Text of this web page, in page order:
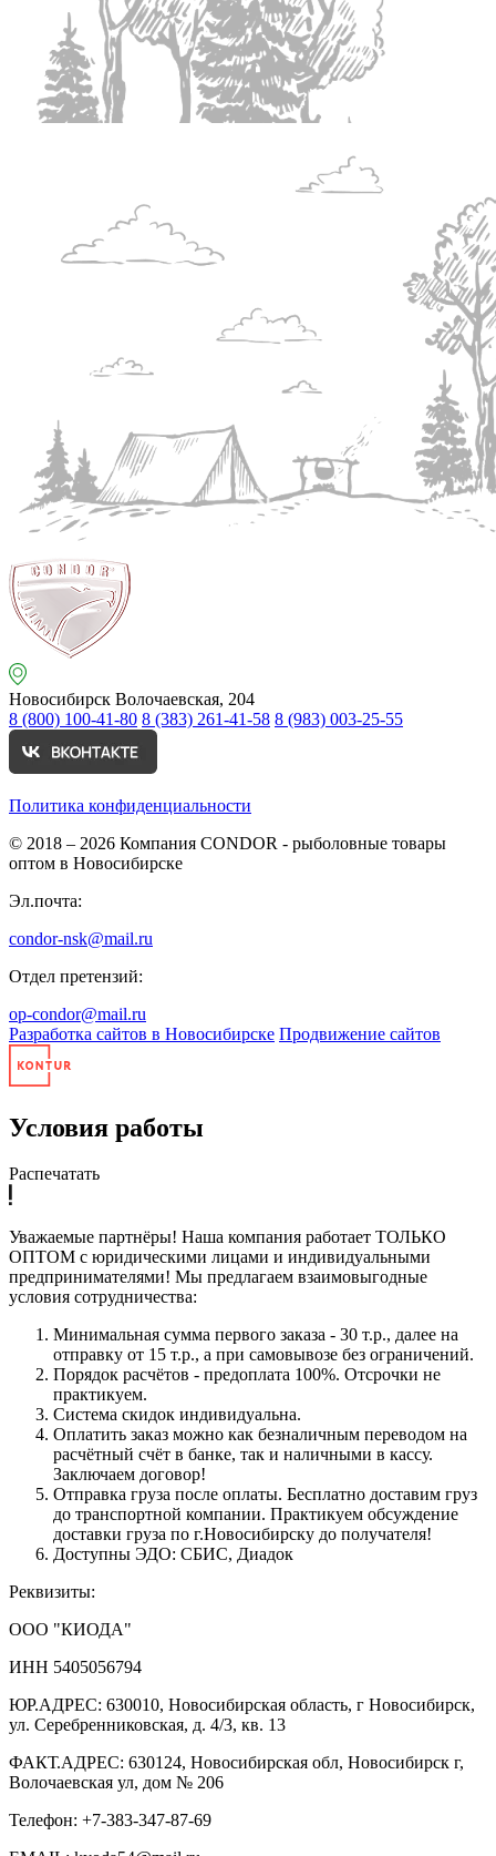
Новосибирск Волочаевская, 204
8 (800) 100-41-80 8 (383) 261-41-58 8 (983) 003-25-55
Политика конфиденциальности
© 2018 – 2026 Компания CONDOR - рыболовные товары
оптом в Новосибирске
Эл.почта:
condor-nsk@mail.ru
Отдел претензий:
op-condor@mail.ru
Разработка сайтов в Новосибирске Продвижение сайтов
Условия работы
Распечатать
Уважаемые партнёры! Наша компания работает ТОЛЬКО
ОПТОМ с юридическими лицами и индивидуальными
предпринимателями! Мы предлагаем взаимовыгодные
условия сотрудничества:
Минимальная сумма первого заказа - 30 т.р., далее на
отправку от 15 т.р., а при самовывозе без ограничений.
Порядок расчётов - предоплата 100%. Отсрочки не
практикуем.
Система скидок индивидуальна.
Оплатить заказ можно как безналичным переводом на
расчётный счёт в банке, так и наличными в кассу.
Заключаем договор!
Отправка груза после оплаты. Бесплатно доставим груз
до транспортной компании. Практикуем обсуждение
доставки груза по г.Новосибирску до получателя!
Доступны ЭДО: СБИС, Диадок
Реквизиты:
ООО "КИОДА"
ИНН 5405056794
ЮР.АДРЕС: 630010, Новосибирская область, г Новосибирск,
ул. Серебренниковская, д. 4/3, кв. 13
ФАКТ.АДРЕС: 630124, Новосибирская обл, Новосибирск г,
Волочаевская ул, дом № 206
Телефон: +7-383-347-87-69